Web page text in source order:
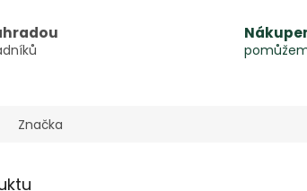
Značka